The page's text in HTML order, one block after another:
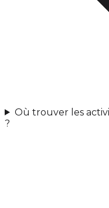
Où trouver les
?